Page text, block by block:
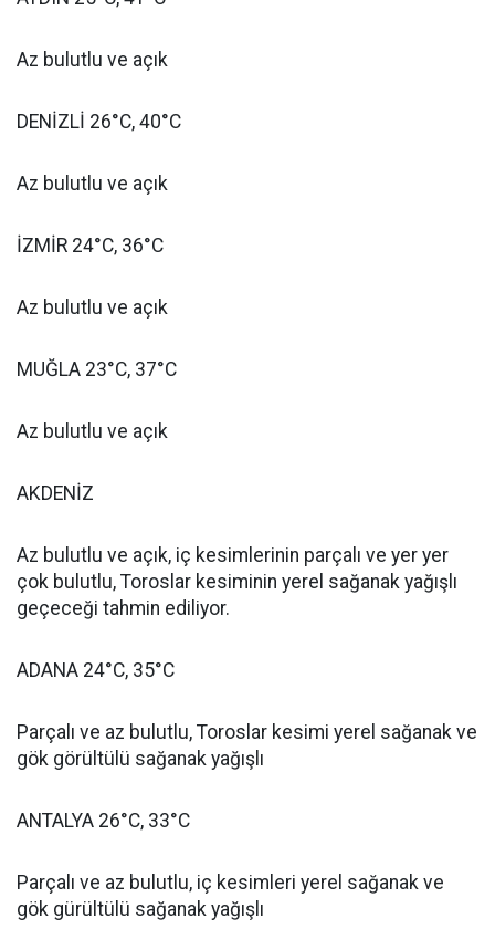
Az bulutlu ve açık
DENİZLİ 26°C, 40°C
Az bulutlu ve açık
İZMİR 24°C, 36°C
Az bulutlu ve açık
MUĞLA 23°C, 37°C
Az bulutlu ve açık
AKDENİZ
Az bulutlu ve açık, iç kesimlerinin parçalı ve yer yer
çok bulutlu, Toroslar kesiminin yerel sağanak yağışlı
geçeceği tahmin ediliyor.
ADANA 24°C, 35°C
Parçalı ve az bulutlu, Toroslar kesimi yerel sağanak ve
gök görültülü sağanak yağışlı
ANTALYA 26°C, 33°C
Parçalı ve az bulutlu, iç kesimleri yerel sağanak ve
gök gürültülü sağanak yağışlı